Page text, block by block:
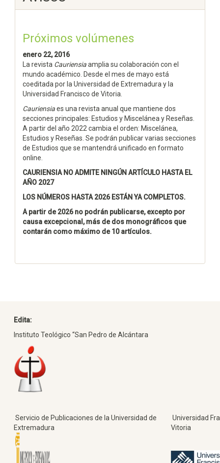
Próximos volúmenes
enero 22, 2016
La revista Cauriensiaamplia su colaboración con el
mundo académico. Desde el mes de mayo está
coeditada por la Universidad de Extremadura y la
Universidad Francisco de Vitoria.
Cauriensiaes una revista anual que mantiene dos
secciones principales: Estudios y Miscelánea y Reseñas.
A partir del año 2022 cambia el orden: Miscelánea,
Estudios y Reseñas. Se podrán publicar varias secciones
de Estudios que se mantendrá unificado en formato
online.
CAURIENSIA NO ADMITE NINGÚN ARTÍCULO HASTA EL
AÑO 2027
LOS NÚMEROS HASTA 2026 ESTÁN YA COMPLETOS.
A partir de 2026 no podrán publicarse, excepto por
causa excepcional, más de dos monográficos que
contarán como máximo de 10 artículos.
Edita:
Instituto Teológico “San Pedro de Alcántara
Servicio de Publicaciones de la Universidad de
Extremadura
Universidad
Vitoria